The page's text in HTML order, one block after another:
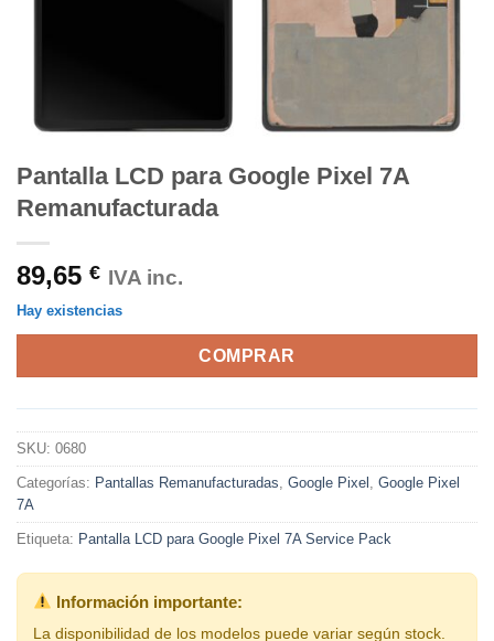
Pantalla LCD para Google Pixel 7A
Remanufacturada
89,65 € IVA inc.
Hay existencias
COMPRAR
SKU: 0680
Categorías: Pantallas Remanufacturadas Google Pixel
Google Pixel
7A
Etiqueta: Pantalla LCD para Google Pixel 7A Service Pack
Información importante:
La disponibilidad de los modelos puede variar según stock.